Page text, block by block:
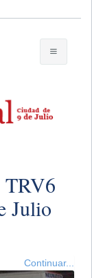
TRV6
Julio
Continuar...